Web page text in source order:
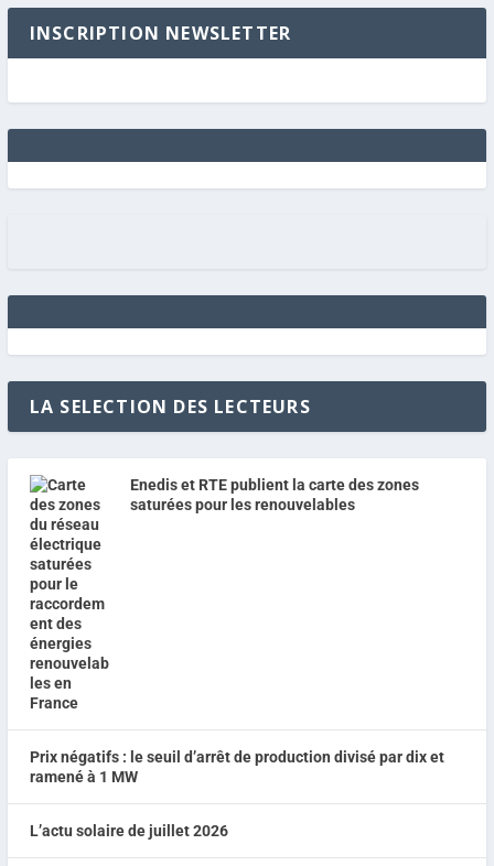
INSCRIPTION NEWSLETTER
LA SELECTION DES LECTEURS
Enedis et RTE publient la carte des zones
saturées pour les renouvelables
Prix négatifs : le seuil d’arrêt de production divisé par dix et
ramené à 1 MW
L’actu solaire de juillet 2026